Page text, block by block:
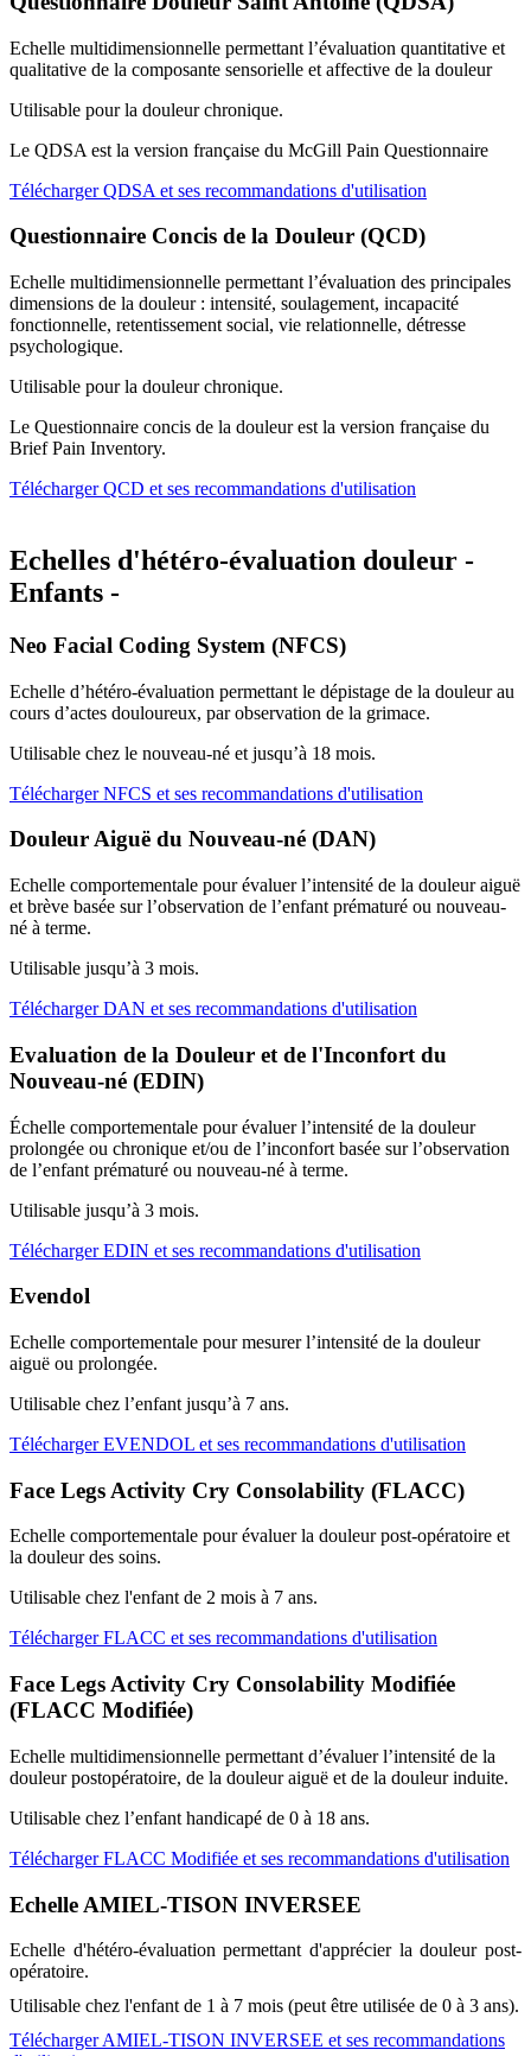
Echelle multidimensionnelle permettant l’évaluation quantitative et
qualitative de la composante sensorielle et affective de la douleur
Utilisable pour la douleur chronique.
Le QDSA est la version française du McGill Pain Questionnaire
Télécharger QDSA et ses recommandations d'utilisation
Questionnaire Concis de la Douleur (QCD)
Echelle multidimensionnelle permettant l’évaluation des principales
dimensions de la douleur : intensité, soulagement, incapacité
fonctionnelle, retentissement social, vie relationnelle, détresse
psychologique.
Utilisable pour la douleur chronique.
Le Questionnaire concis de la douleur est la version française du
Brief Pain Inventory.
Télécharger QCD et ses recommandations d'utilisation
Echelles d'hétéro-évaluation douleur -
Enfants -
Neo Facial Coding System (NFCS)
Echelle d’hétéro-évaluation permettant le dépistage de la douleur au
cours d’actes douloureux, par observation de la grimace.
Utilisable chez le nouveau-né et jusqu’à 18 mois.
Télécharger NFCS et ses recommandations d'utilisation
Douleur Aiguë du Nouveau-né (DAN)
Echelle comportementale pour évaluer l’intensité de la douleur aiguë
et brève basée sur l’observation de l’enfant prématuré ou nouveau-
né à terme.
Utilisable jusqu’à 3 mois.
Télécharger DAN et ses recommandations d'utilisation
Evaluation de la Douleur et de l'Inconfort du
Nouveau-né (EDIN)
Échelle comportementale pour évaluer l’intensité de la douleur
prolongée ou chronique et/ou de l’inconfort basée sur l’observation
de l’enfant prématuré ou nouveau-né à terme.
Utilisable jusqu’à 3 mois.
Télécharger EDIN et ses recommandations d'utilisation
Evendol
Echelle comportementale pour mesurer l’intensité de la douleur
aiguë ou prolongée.
Utilisable chez l’enfant jusqu’à 7 ans.
Télécharger EVENDOL et ses recommandations d'utilisation
Face Legs Activity Cry Consolability (FLACC)
Echelle comportementale pour évaluer la douleur post-opératoire et
la douleur des soins.
Utilisable chez l'enfant de 2 mois à 7 ans.
Télécharger FLACC et ses recommandations d'utilisation
Face Legs Activity Cry Consolability Modifiée
(FLACC Modifiée)
Echelle multidimensionnelle permettant d’évaluer l’intensité de la
douleur postopératoire, de la douleur aiguë et de la douleur induite.
Utilisable chez l’enfant handicapé de 0 à 18 ans.
Télécharger FLACC Modifiée et ses recommandations d'utilisation
Echelle AMIEL-TISON INVERSEE
Echelle d'hétéro-évaluation permettant d'apprécier la douleur post-
opératoire.
Utilisable chez l'enfant de 1 à 7 mois (peut être utilisée de 0 à 3 ans).
Télécharger AMIEL-TISON INVERSEE et ses recommandations